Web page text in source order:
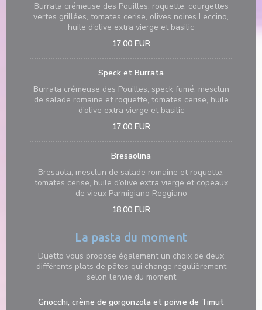
Burrata crémeuse des Pouilles, roquette, courgettes
vertes grillées, tomates cerise, olives noires Leccino,
huile d’olive extra vierge et basilic
17,00 EUR
Speck et Burrata
Burrata crémeuse des Pouilles, speck fumé, mesclun
de salade romaine et roquette, tomates cerise, huile
d’olive extra vierge et basilic
17,00 EUR
Bresaolina
Bresaola, mesclun de salade romaine et roquette,
tomates cerise, huile d’olive extra vierge et copeaux
de vieux Parmigiano Reggiano
18,00 EUR
La pasta du moment
Duetto vous propose également un choix de deux
différents plats de pâtes qui change régulièrement
selon l’envie du moment
Gnocchi, crème de gorgonzola et poivre de Timut